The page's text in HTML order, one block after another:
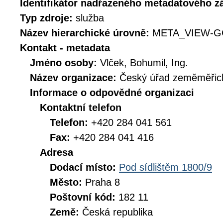
Identifikátor nadřazeného metadatového
Typ zdroje: služba
Název hierarchické úrovně: META_VIEW-
Kontakt - metadata
Jméno osoby: Vlček, Bohumil, Ing.
Název organizace: Český úřad
Informace o odpovědné organizaci
Kontaktní telefon
Telefon: +420 284 041 561
Fax: +420 284 041 416
Adresa
Dodací místo: Pod sídlištěm 1800/9
Město: Praha 8
Poštovní kód: 182 11
Země: Česká republika